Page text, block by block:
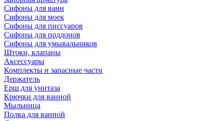
Сифоны для ванн
Сифоны для моек
Сифоны для писсуаров
Сифоны для поддонов
Сифоны для умывальников
Штоки, клапаны
Аксессуары
Комплекты и запасные части
Держатель
Ерш для унитаза
Крючки для ванной
Мыльница
Полка для ванной